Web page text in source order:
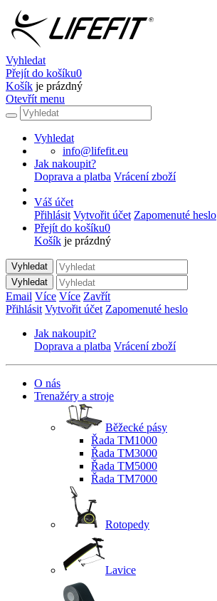
Vyhledat
Přejít do košíku0
Košík je prázdný
Otevřít menu
Vyhledat
info@lifefit.eu
Jak nakoupit?
Doprava a platba Vrácení zboží
Váš účet
Přihlásit Vytvořit účet Zapomenuté heslo
Přejít do košíku0
Košík je prázdný
Vyhledat
Vyhledat
Email Více Více Zavřít
Přihlásit Vytvořit účet Zapomenuté heslo
Jak nakoupit?
Doprava a platba Vrácení zboží
O nás
Trenažéry a stroje
Běžecké pásy
Řada TM1000
Řada TM3000
Řada TM5000
Řada TM7000
Rotopedy
Lavice